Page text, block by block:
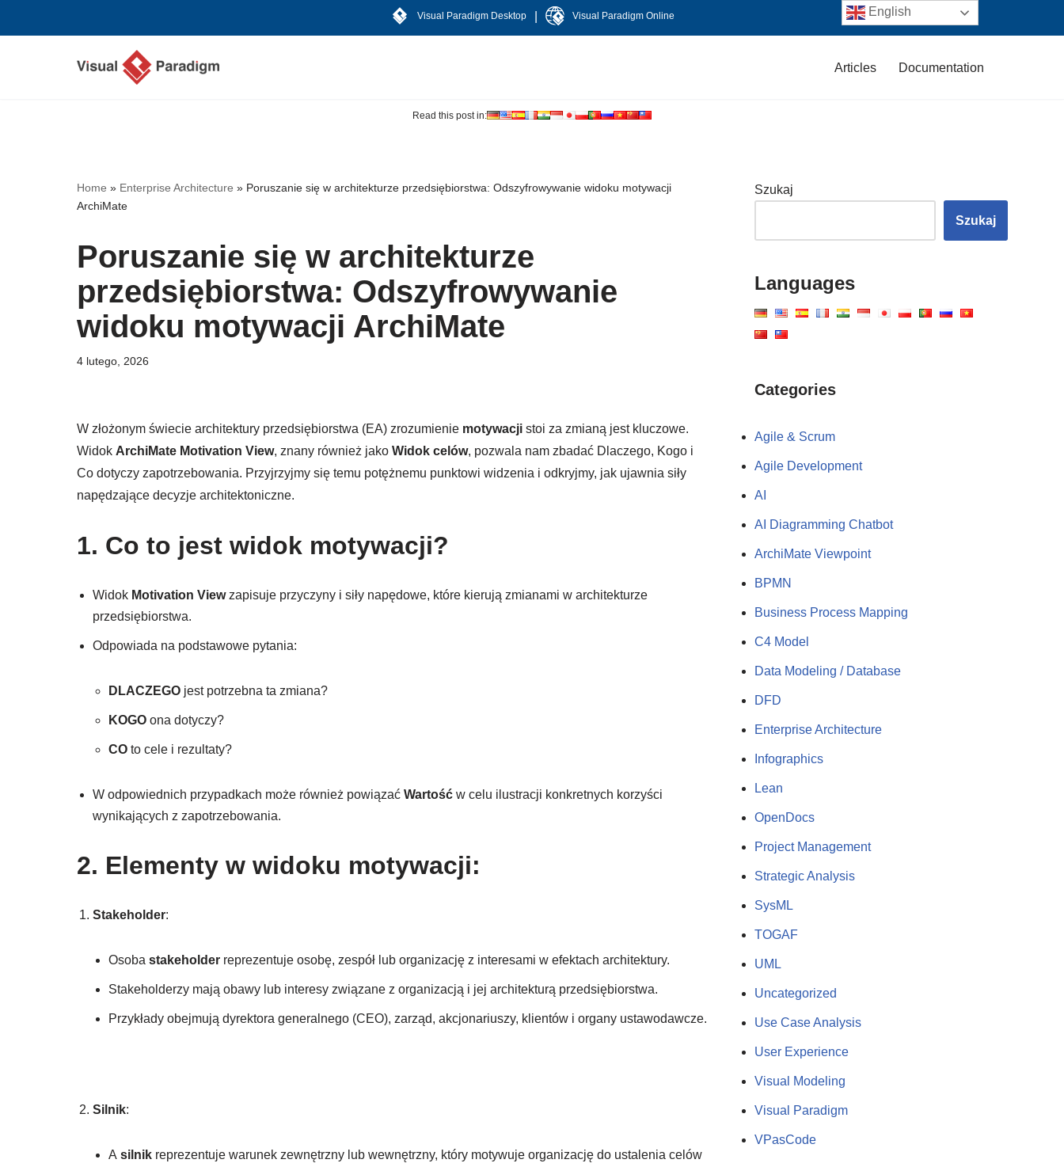
Visual Paradigm Desktop Visual Paradigm Online
Articles Documentation
Read this post in:
Home » Enterprise Architecture » Poruszanie się w architekturze przedsiębiorstwa: Odszyfrowywanie widoku motywacji
ArchiMate
Poruszanie się w architekturze
przedsiębiorstwa: Odszyfrowywanie
widoku motywacji ArchiMate
4 lutego, 2026
W złożonym świecie architektury przedsiębiorstwa (EA) zrozumienie motywacji stoi za zmianą jest kluczowe.
Widok ArchiMate Motivation View, znany również jako Widok celów, pozwala nam zbadać Dlaczego, Kogo i
Co dotyczy zapotrzebowania. Przyjrzyjmy się temu potężnemu punktowi widzenia i odkryjmy, jak ujawnia siły
napędzające decyzje architektoniczne.
1. Co to jest widok motywacji?
Widok Motivation Viewzapisuje przyczyny i siły napędowe, które kierują zmianami w architekturze
przedsiębiorstwa.
Odpowiada na podstawowe pytania:
DLACZEGO jest potrzebna ta zmiana?
KOGO ona dotyczy?
CO to cele i rezultaty?
W odpowiednich przypadkach może również powiązać Wartość w celu ilustracji konkretnych korzyści
wynikających z zapotrzebowania.
2. Elementy w widoku motywacji:
Stakeholder:
Osoba stakeholder reprezentuje osobę, zespół lub organizację z interesami w efektach architektury.
Stakeholderzy mają obawy lub interesy związane z organizacją i jej architekturą przedsiębiorstwa.
Przykłady obejmują dyrektora generalnego (CEO), zarząd, akcjonariuszy, klientów i organy ustawodawcze.
Silnik:
A silnik reprezentuje warunek zewnętrzny lub wewnętrzny, który motywuje organizację do ustalenia celów
Szukaj
Szukaj
Languages
Categories
Agile & Scrum
Agile Development
AI
AI Diagramming Chatbot
ArchiMate Viewpoint
BPMN
Business Process Mapping
C4 Model
Data Modeling / Database
DFD
Enterprise Architecture
Infographics
Lean
OpenDocs
Project Management
Strategic Analysis
SysML
TOGAF
UML
Uncategorized
Use Case Analysis
User Experience
Visual Modeling
Visual Paradigm
VPasCode
English